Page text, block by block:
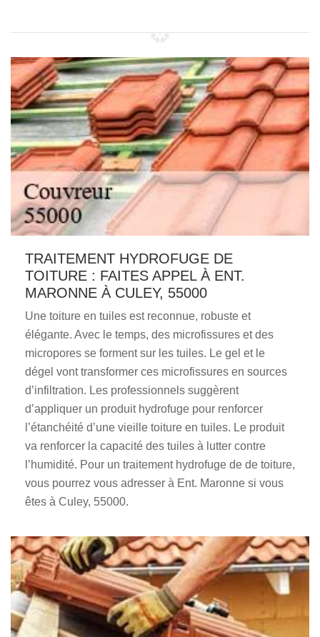
TRAITEMENT HYDROFUGE DE
TOITURE : FAITES APPEL À ENT.
MARONNE À CULEY, 55000
Une toiture en tuiles est reconnue, robuste et
élégante. Avec le temps, des microfissures et des
micropores se forment sur les tuiles. Le gel et le
dégel vont transformer ces microfissures en sources
d’infiltration. Les professionnels suggèrent
d’appliquer un produit hydrofuge pour renforcer
l’étanchéité d’une vieille toiture en tuiles. Le produit
va renforcer la capacité des tuiles à lutter contre
l’humidité. Pour un traitement hydrofuge de de toiture,
vous pourrez vous adresser à Ent. Maronne si vous
êtes à Culey, 55000.